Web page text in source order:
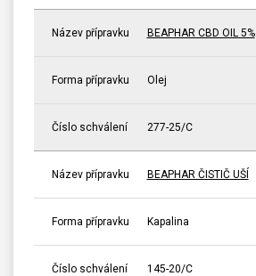
Název přípravku BEAPHAR CBD OIL 5%
Forma přípravku Olej
Číslo schválení 277-25/C
Název přípravku BEAPHAR ČISTIČ UŠÍ
Forma přípravku Kapalina
Číslo schválení 145-20/C